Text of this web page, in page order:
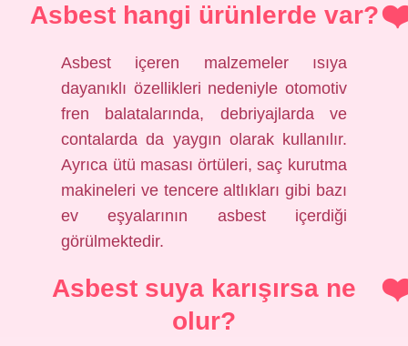
Asbest hangi ürünlerde var?
Asbest içeren malzemeler ısıya
dayanıklı özellikleri nedeniyle otomotiv
fren balatalarında, debriyajlarda ve
contalarda da yaygın olarak kullanılır.
Ayrıca ütü masası örtüleri, saç kurutma
makineleri ve tencere altlıkları gibi bazı
ev eşyalarının asbest içerdiği
görülmektedir.
Asbest suya karışırsa ne
olur?